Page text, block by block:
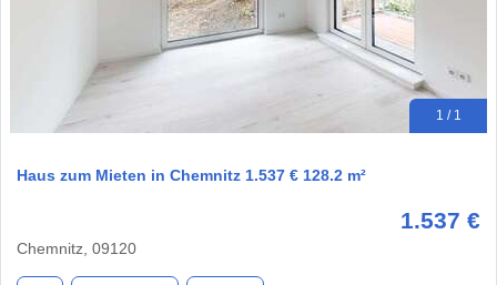
1 / 1
Haus zum Mieten in Chemnitz 1.537 € 128.2 m²
1.537 €
Chemnitz, 09120